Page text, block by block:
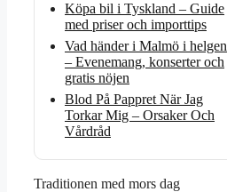
Köpa bil i Tyskland – Guide
med priser och importtips
Vad händer i Malmö i helgen
– Evenemang, konserter och
gratis nöjen
Blod På Pappret När Jag
Torkar Mig – Orsaker Och
Vårdråd
Traditionen med mors dag